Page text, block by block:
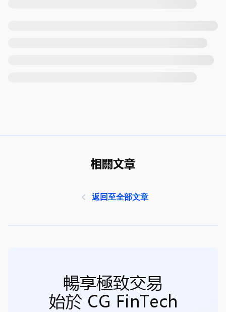
相關文章
返回至全部文章
暢享極致交易
始於 CG FinTech